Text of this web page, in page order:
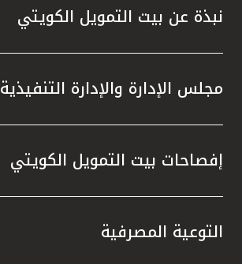
نبذة عن بيت التمويل الكويتي
مجلس الإدارة والإدارة التنفيذية
إفصاحات بيت التمويل الكويتي
التوعية المصرفية